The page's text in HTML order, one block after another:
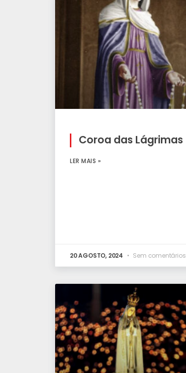
Coroa das Lágrimas
LER MAIS »
20 AGOSTO, 2024 Sem comentários